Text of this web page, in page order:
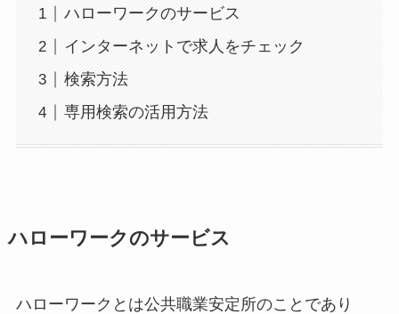
ハローワークのサービス
インターネットで求人をチェック
検索方法
専用検索の活用方法
ハローワークのサービス
ハローワークとは公共職業安定所のことであり